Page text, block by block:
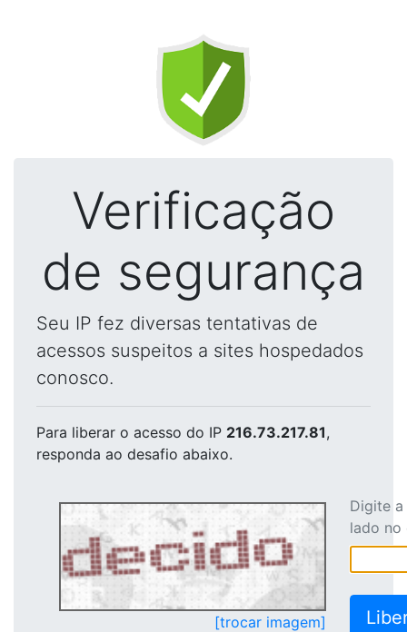
Verificação
de segurança
Seu IP fez diversas tentativas de
acessos suspeitos a sites hospedados
conosco.
Para liberar o acesso do IP 216.73.217.81,
responda ao desafio abaixo.
[trocar imagem]
Digite
lado no